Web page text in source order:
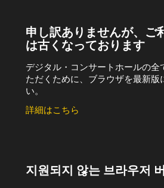
申し訳ありませんが、ご
は古くなっております
デジタル・コンサートホールの全
ただくために、ブラウザを最新版
い。
詳細はこちら
지원되지 않는 브라우저